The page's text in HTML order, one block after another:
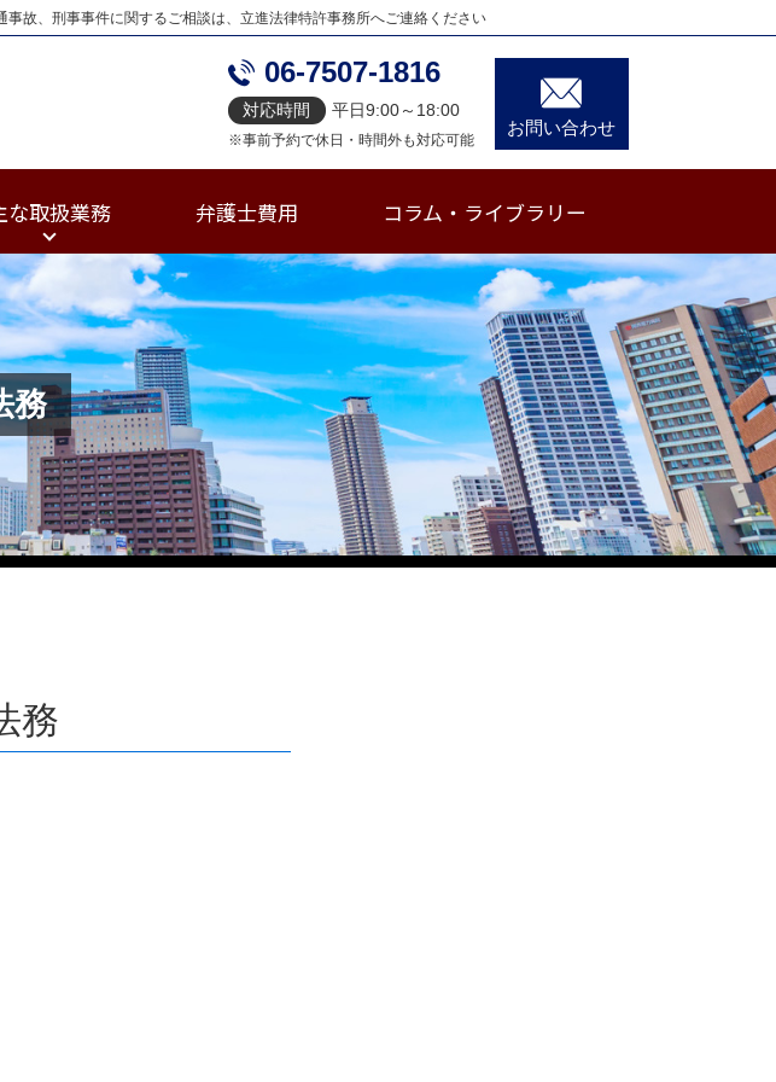
務
故、刑事事件に関するご相談は、立進法律特許事務所へご連絡ください
06-7507-1816
対応時間 平日9:00～18:00
※事前予約で休日・時間外も対応可能
お問い合わせ
な取扱業務 弁護士費用 コラム・ライブラリー
務